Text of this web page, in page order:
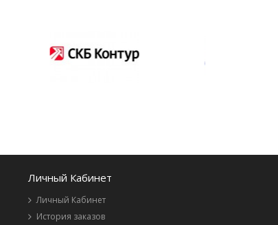
Личный Кабинет
Личный Кабинет
История заказов